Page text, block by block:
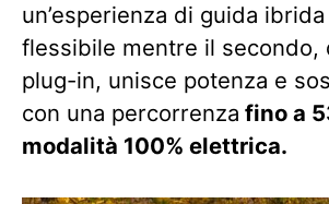
un’esperienza di guida
flessibile mentre il secondo,
plug-in, unisce potenza e
con una percorrenza fino a
modalità 100% elettrica.